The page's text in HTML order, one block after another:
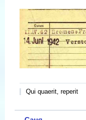
Qui quaerit, reperit